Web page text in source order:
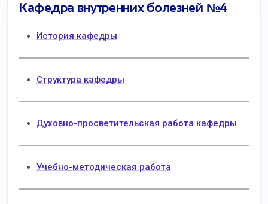
Кафедра внутренних болезней №4
История кафедры
Структура кафедры
Духовно-просветительская работа кафедры
Учебно-методическая работа